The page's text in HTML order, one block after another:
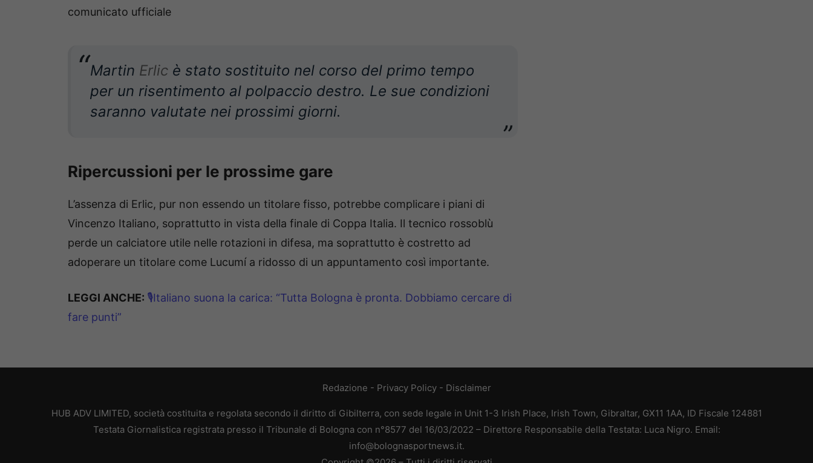
comunicato ufficiale
Martin Erlic è stato sostituito nel corso del primo tempo
per un risentimento al polpaccio destro. Le sue condizioni
saranno valutate nei prossimi giorni.
Ripercussioni per le prossime gare
L’assenza di Erlic, pur non essendo un titolare fisso, potrebbe complicare i piani di
Vincenzo Italiano, soprattutto in vista della finale di Coppa Italia. Il tecnico rossoblù
perde un calciatore utile nelle rotazioni in difesa, ma soprattutto è costretto ad
adoperare un titolare come Lucumí a ridosso di un appuntamento così importante.
LEGGI ANCHE: 🎙Italiano suona la carica: “Tutta Bologna è pronta. Dobbiamo cercare di
fare punti”
Redazione - Privacy Policy- Disclaimer
HUB ADV LIMITED, società costituita e regolata secondo il diritto di Gibilterra, con sede legale in Unit 1-3 Irish Place, Irish Town, Gibraltar, GX11 1AA, ID Fiscale 124881
Testata Giornalistica registrata presso il Tribunale di Bologna con n°8577 del 16/03/2022 – Direttore Responsabile della Testata: Luca Nigro. Email:
info@bolognasportnews.it.